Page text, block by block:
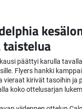
taistelua
päättyi karulla
Flyers hankki
vieraat kirivät tasoihin ja
koko ottelusarjan